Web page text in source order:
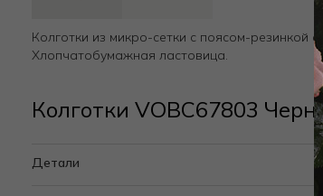
Колготки из микро-сетки с поясом-резинкой
Хлопчатобумажная ластовица.
Колготки VOBC67803
Детали